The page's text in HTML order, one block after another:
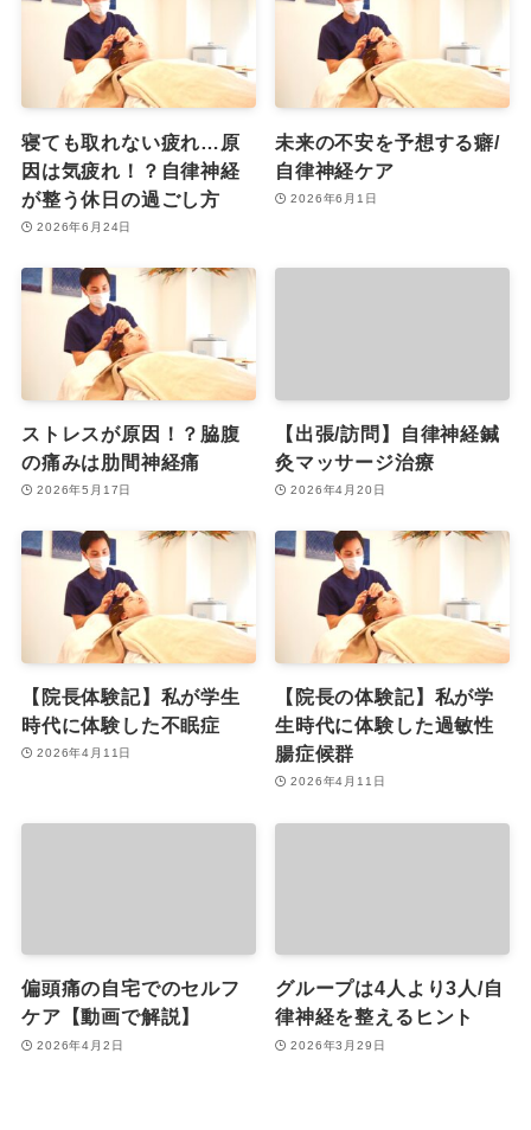
寝ても取れない疲れ…原
因は気疲れ！？自律神経
が整う休日の過ごし方
2026年6月24日
未来の不安を予想する癖/
自律神経ケア
2026年6月1日
ストレスが原因！？脇腹
の痛みは肋間神経痛
2026年5月17日
【出張/訪問】自律神経鍼
灸マッサージ治療
2026年4月20日
【院長体験記】私が学生
時代に体験した不眠症
2026年4月11日
【院長の体験記】私が学
生時代に体験した過敏性
腸症候群
2026年4月11日
偏頭痛の自宅でのセルフ
ケア【動画で解説】
2026年4月2日
グループは4人より3人/自
律神経を整えるヒント
2026年3月29日